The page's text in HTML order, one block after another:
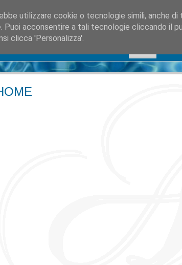
utilizzare cookie o tecnologie simili, anche
Puoi acconsentire a tali tecnologie cliccando il
clicca 'Personalizza'.